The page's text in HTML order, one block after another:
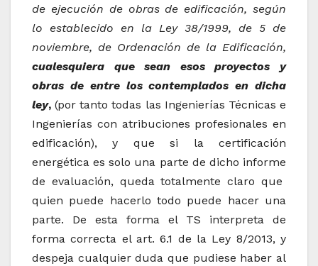
de ejecución de obras de edificación, según
lo establecido en la Ley 38/1999, de 5 de
noviembre, de Ordenación de la Edificación,
cualesquiera que sean esos proyectos y
obras de entre los contemplados en dicha
ley, (por tanto todas las Ingenierías Técnicas e
Ingenierías con atribuciones profesionales en
edificación), y que si la certificación
energética es solo una parte de dicho informe
de evaluación, queda totalmente claro que
quien puede hacerlo todo puede hacer una
parte. De esta forma el TS interpreta de
forma correcta el art. 6.1 de la Ley 8/2013, y
despeja cualquier duda que pudiese haber al